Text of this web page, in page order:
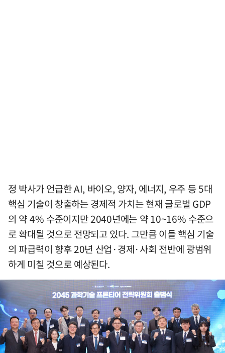
정 박사가 언급한 AI, 바이오, 양자, 에너지, 우주 등 5대
핵심 기술이 창출하는 경제적 가치는 현재 글로벌 GDP
의 약 4% 수준이지만 2040년에는 약 10~16% 수준으
로 확대될 것으로 전망되고 있다. 그만큼 이들 핵심 기술
의 파급력이 향후 20년 산업·경제·사회 전반에 광범위
하게 미칠 것으로 예상된다.